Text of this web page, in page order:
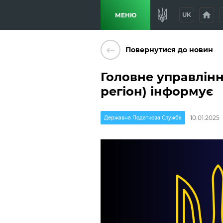
МЕНЮ UK home
keyboard_backspace Повернутися до новин
Головне
регіон) інформує
Державна Податкова Служба 10.01.2025